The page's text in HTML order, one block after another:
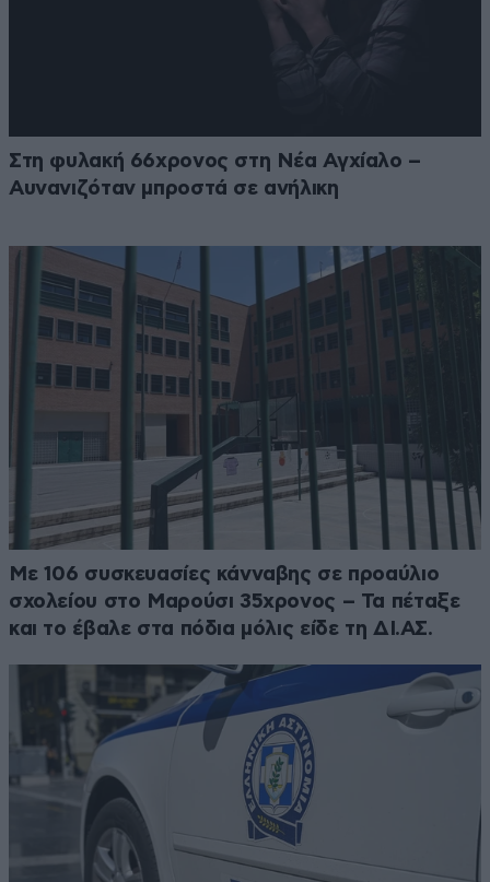
Στη φυλακή 66χρονος στη Νέα Αγχίαλο –
Αυνανιζόταν μπροστά σε ανήλικη
Με 106 συσκευασίες κάνναβης σε προαύλιο
σχολείου στο Μαρούσι 35χρονος – Τα πέταξε
και το έβαλε στα πόδια μόλις είδε τη ΔΙ.ΑΣ.